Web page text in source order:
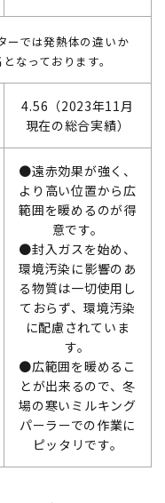
ーでは発熱体の違いか
なっております。
4.56（2023年11月
現在の総合実績）
●遠赤効果が強く、
より高い位置から広
範囲を暖めるのが得
意です。
●封入ガスを始め、
環境汚染に影響のあ
る物質は一切使用し
ておらず、環境汚染
に配慮されていま
す。
●広範囲を暖めるこ
とが出来るので、冬
場の寒いミルキング
パーラーでの作業に
ピッタリです。